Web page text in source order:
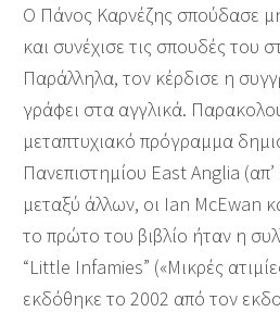
Ο Πάνος Καρνέζης σπούδασε
και συνέχισε τις σπουδές του
Παράλληλα, τον κέρδισε η
γράφει στα αγγλικά.
μεταπτυχιακό πρόγραμμα
Πανεπιστημίου East Anglia
μεταξύ άλλων, οι Ian McEwan
το πρώτο του βιβλίο ήταν η
“Little Infamies” («Μικρές
εκδόθηκε το 2002 από τον